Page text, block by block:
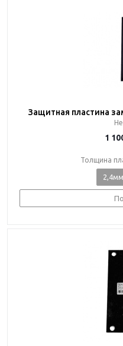
Защитная пластина
1
Толщина
2,4мм